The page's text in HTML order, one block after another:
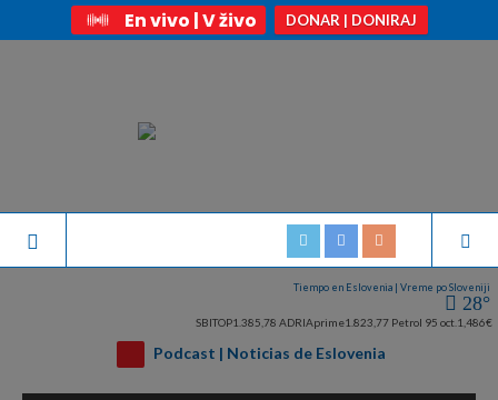
En vivo | V živo DONAR | DONIRAJ
Tiempo en Eslovenia | Vreme po Sloveniji
28°
SBITOP1.385,78 ADRIAprime1.823,77 Petrol 95 oct. 1,486€
Podcast | Noticias de Eslovenia